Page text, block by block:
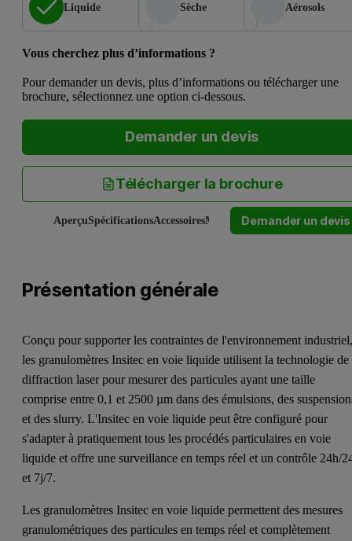
Liquide Sèche Aérosols
Vous cherchez plus d’informations ?
Pour demander un devis, plus d’informations ou télécharger une
brochure, sélectionnez une option ci-dessous.
Demander un devis
Télécharger la brochure
AperçuSpécificationsAccessoiresManuels et logicielsService et
Demander un devis
Présentation générale
Conçu pour supporter les contraintes de l'environnement
les granulomètres Insitec en voie liquide utilisent la technologie de
diffraction laser pour mesurer des particules ayant une taille
comprise entre 0,1 et 2500 µm dans des émulsions, des
et des slurry. L'Insitec en voie liquide peut être configuré pour
s'adapter à pratiquement tous les procédés particulaires en voie
liquide et offre une surveillance en temps réel et un contrôle 24h/
et 7j/7.
Les granulomètres Insitec en voie liquide permettent des mesures
granulométriques des particules en temps réel et complètement